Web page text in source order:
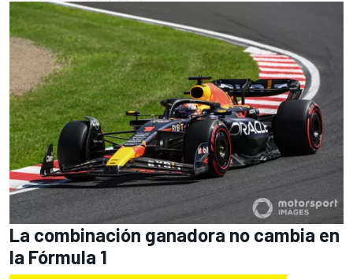
La combinación ganadora no cambia en
la Fórmula 1